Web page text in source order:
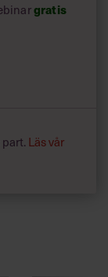
gratis
Läs vår